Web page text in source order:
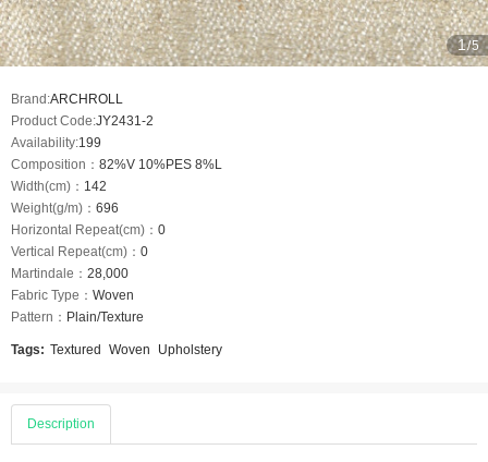
1/5
Brand:ARCHROLL
Product Code:JY2431-2
Availability:199
Composition： 82%V 10%PES 8%L
Width(cm)： 142
Weight(g/m)： 696
Horizontal Repeat(cm)： 0
Vertical Repeat(cm)： 0
Martindale： 28,000
Fabric Type： Woven
Pattern： Plain/Texture
Tags: Textured Woven Upholstery
Description